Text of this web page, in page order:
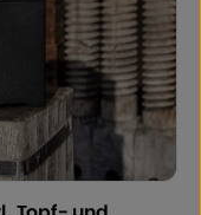
Bewertung von 0